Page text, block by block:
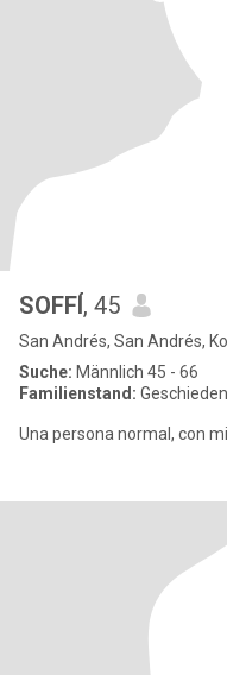
SOFFÍ, 45
San Andrés, San Andrés,
Suche: Männlich 45 - 66
Familienstand: Geschieden
Una persona normal, con